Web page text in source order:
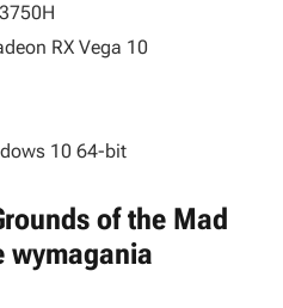
RX Vega 10
10 64-bit
of the Mad
wymagania